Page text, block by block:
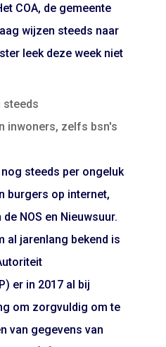
COA, de gemeente
wijzen steeds naar
leek deze week niet
steeds
inwoners, zelfs bsn's
steeds per ongeluk
burgers op internet,
NOS en Nieuwsuur.
al jarenlang bekend is
er in 2017 al bij
om zorgvuldig om te
van gegevens van